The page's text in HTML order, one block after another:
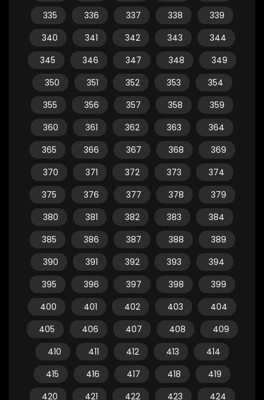
335
336 337 338
339
340
341 342 343
344
345
346 347 348
349
350
351 352 353
354
355
356 357 358
359
360
361 362 363
364
365
366 367 368
369
370
371 372 373
374
375
376 377 378
379
380
381 382 383
384
385
386 387 388
389
390
391 392 393
394
395
396 397 398
399
400
401 402 403
404
405
406 407 408
409
410
411 412 413
414
415
416 417 418
419
420
421 422 423 424